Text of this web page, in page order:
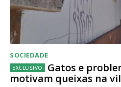
SOCIEDADE
Gatos e
motivam queixas na